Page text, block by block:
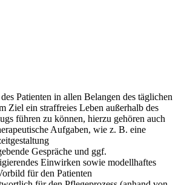
Patienten in allen Belangen des täglichen
Ziel ein straffreies Leben außerhalb des
führen zu können, hierzu gehören auch
Aufgaben, wie z. B. eine
Gespräche und ggf.
Einwirken sowie modellhaftes
für den Patienten